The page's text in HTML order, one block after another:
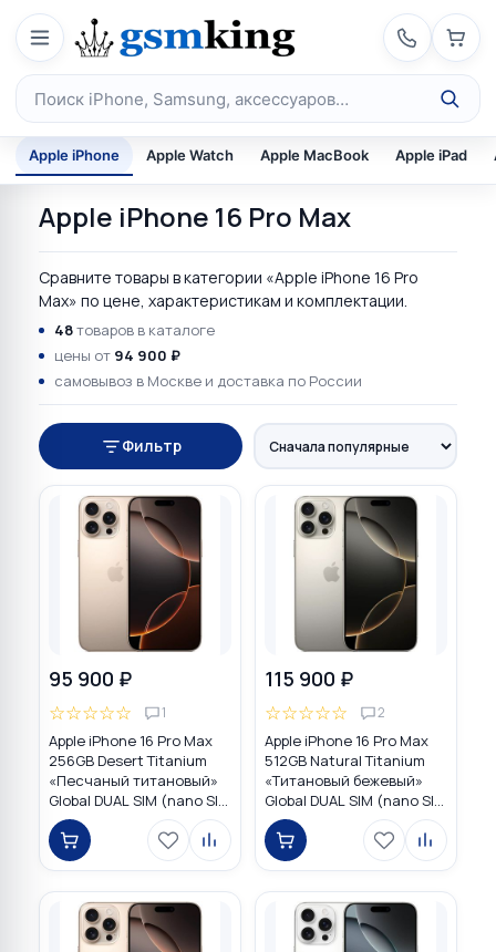
Перейти к содержимому
Поиск по каталогу
Apple iPhone Apple Watch Apple MacBook Apple iPad
Apple iPhone 16 Pro Max
Сравните товары в категории «Apple iPhone 16 Pro
Max» по цене, характеристикам и комплектации.
48товаров в каталоге
цены от 94 900 ₽
самовывоз в Москве и доставка по России
Фильтр
95 900 ₽
☆☆☆☆☆ 1
Apple iPhone 16 Pro Max
256GB Desert Titanium
«Песчаный титановый»
Global DUAL SIM (nano SIM
+ eSIM)
115 900 ₽
☆☆☆☆☆ 2
Apple iPhone 16 Pro Max
512GB Natural Titanium
«Tитановый бежевый»
Global DUAL SIM (nano SIM
+ eSIM)